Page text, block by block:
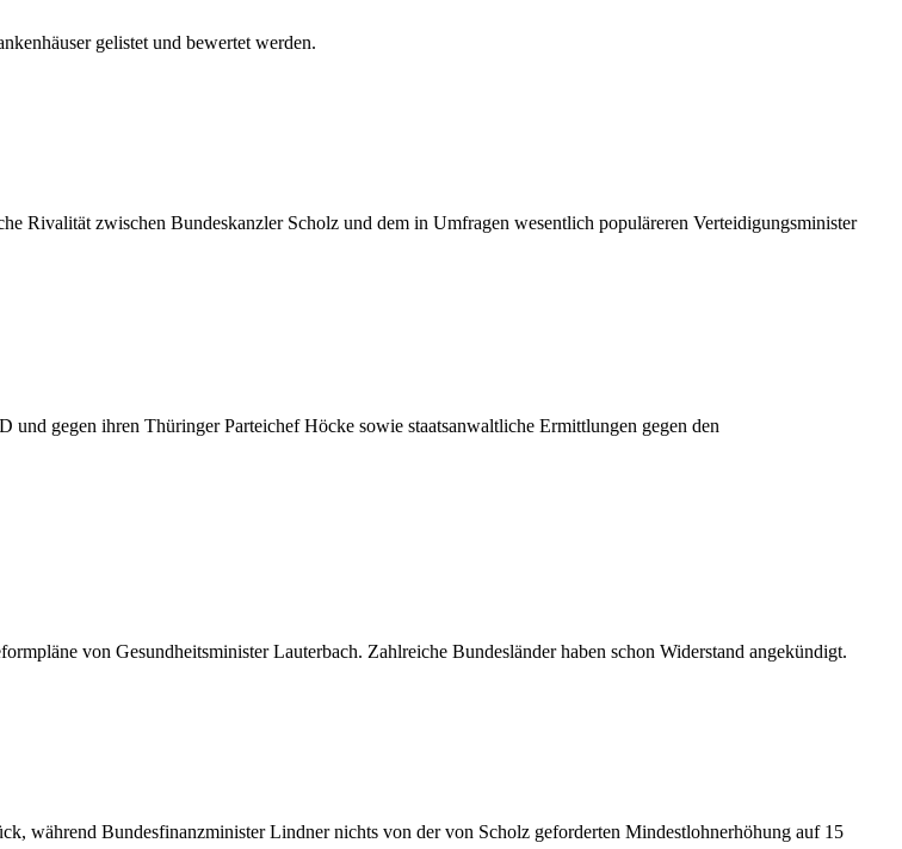
gelistet und bewertet werden.
Rivalität zwischen Bundeskanzler Scholz und dem in Umfragen wesentlich populäreren Verteidigungsminister
und gegen ihren Thüringer Parteichef Höcke sowie staatsanwaltliche Ermittlungen gegen den
von Gesundheitsminister Lauterbach. Zahlreiche Bundesländer haben schon Widerstand angekündigt.
während Bundesfinanzminister Lindner nichts von der von Scholz geforderten Mindestlohnerhöhung auf 15